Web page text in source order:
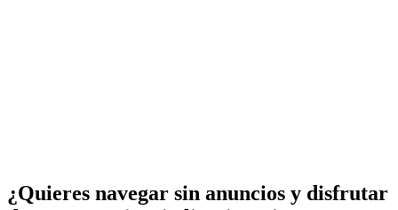
¿Quieres navegar sin anuncios y disfrutar